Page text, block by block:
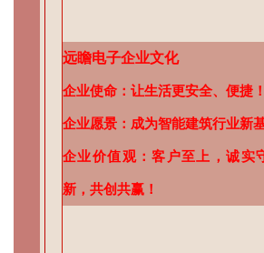
远瞻电子企业文化
企业使命：让生活更安全、便捷！
企业愿景：成为智能建筑行业新
企业价值观：客户至上，诚实
新，共创共赢！